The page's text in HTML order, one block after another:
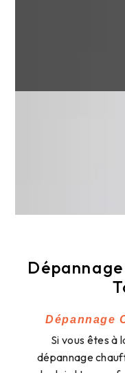
Dépannage
Si vous êtes à
dépannage